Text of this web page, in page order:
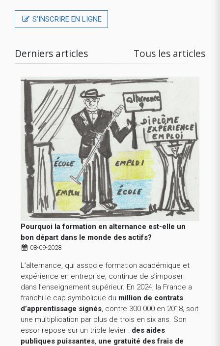
S’INSCRIRE EN LIGNE
Derniers articles Tous les articles
Pourquoi la formation en alternance est-elle un
bon départ dans le monde des actifs?
08-09-2028
L’alternance, qui associe formation académique et
expérience en entreprise, continue de s’imposer
dans l’enseignement supérieur. En 2024, la France a
franchi le cap symbolique du million de contrats
d’apprentissage signés, contre 300 000 en 2018, soit
une multiplication par plus de trois en six ans. Son
essor repose sur un triple levier : des aides
publiques puissantes, une gratuité des frais de